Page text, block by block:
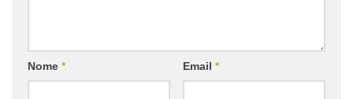
Nome * Email *